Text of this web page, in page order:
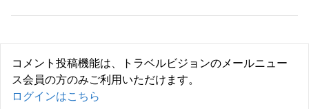
コメント投稿機能は、トラベルビジョンのメールニュー
ス会員の方のみご利用いただけます。
ログインはこちら